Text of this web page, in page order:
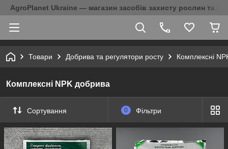
AgroPlanet Ukraine — магазин засобів захисту рослин та
Товари Добрива та регулятори росту Комплексні
Комплексні NPK добрива
Сортування 0 Фільтри